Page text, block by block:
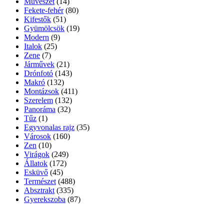
Fekete-fehér (80)
Kifestők (51)
Gyümölcsök (19)
Modern (9)
Italok (25)
Zene (7)
Járművek (21)
Drónfotó (143)
Makró (132)
Montázsok (411)
Szerelem (132)
Panoráma (32)
Tűz (1)
Egyvonalas rajz (35)
Városok (160)
Zen (10)
Virágok (249)
Állatok (172)
Esküvő (45)
Természet (488)
Absztrakt (335)
Gyerekszoba (87)